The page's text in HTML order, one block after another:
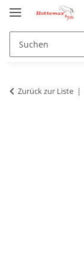
Zurück zur Liste